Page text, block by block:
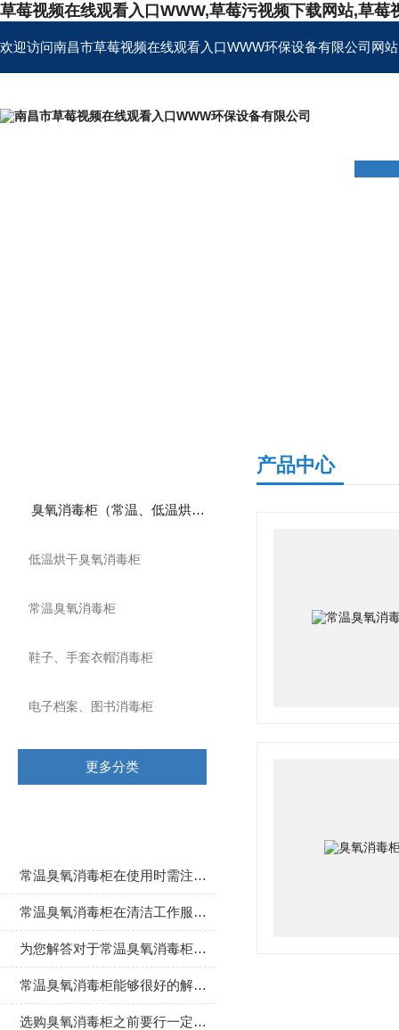
草莓视频在线观看入口WWW,草莓污视频下载网站,草
欢迎访问南昌市草莓视频在线观看入口WWW环保设备有限公司网站
臭氧消毒柜（常温、低温烘干）
低温烘干臭氧消毒柜
常温臭氧消毒柜
鞋子、手套衣帽消毒柜
电子档案、图书消毒柜
更多分类
常温臭氧消毒柜在使用时需注意的事项分享
常温臭氧消毒柜在清洁工作服时所展现的优势介绍
为您解答对于常温臭氧消毒柜的疑问
常温臭氧消毒柜能够很好的解决餐具消毒的需求
选购臭氧消毒柜之前要行一定的了解
产品中心